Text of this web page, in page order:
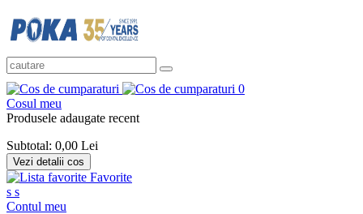
0
Cosul meu
Produsele adaugate recent
Subtotal: 0,00 Lei
Vezi detalii cos
Favorite
s s
Contul meu